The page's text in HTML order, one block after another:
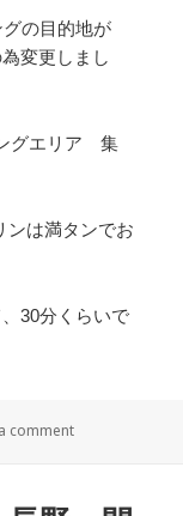
の目的地が
変更しまし
グエリア 集
ンは満タンでお
30分くらいで
commenton 8月8日（日